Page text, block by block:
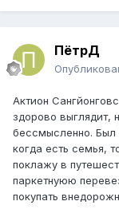
ПётрД
Актион
здорово выглядит,
бессмысленно. Был
когда есть семья,
поклажу в
паркетнуюю
покупать